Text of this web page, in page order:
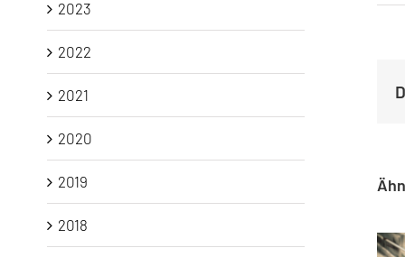
2023
2022
2021
2020
2019
2018